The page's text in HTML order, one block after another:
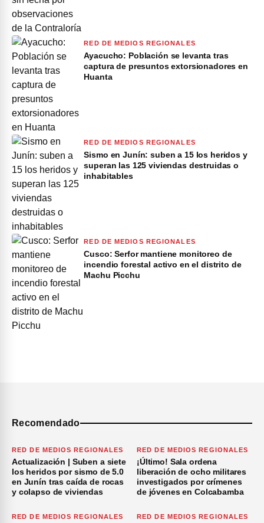
RED DE MEDIOS REGIONALES
Ayacucho: Población se levanta tras
captura de presuntos extorsionadores en
Huanta
RED DE MEDIOS REGIONALES
Sismo en Junín: suben a 15 los heridos y
superan las 125 viviendas destruidas o
inhabitables
RED DE MEDIOS REGIONALES
Cusco: Serfor mantiene monitoreo de
incendio forestal activo en el distrito de
Machu Picchu
Recomendado
RED DE MEDIOS REGIONALES
Actualización | Suben a siete
los heridos por sismo de 5.0
en Junín tras caída de rocas
y colapso de viviendas
RED DE MEDIOS REGIONALES
¡Último! Sala ordena
liberación de ocho militares
investigados por crímenes
de jóvenes en Colcabamba
RED DE MEDIOS REGIONALES RED DE MEDIOS REGIONALES